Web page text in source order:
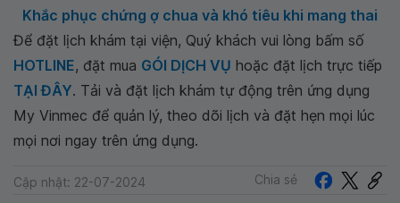
Khắc phục chứng ợ chua và khó tiêu khi mang thai
Để đặt lịch khám tại viện, Quý khách vui lòng bấm số
HOTLINE, đặt mua GÓI DỊCH VỤ hoặc đặt lịch trực tiếp
TẠI ĐÂY. Tải và đặt lịch khám tự động trên ứng dụng
My Vinmec để quản lý, theo dõi lịch và đặt hẹn mọi lúc
mọi nơi ngay trên ứng dụng.
Cập nhật: 22-07-2024 Chia sẻ